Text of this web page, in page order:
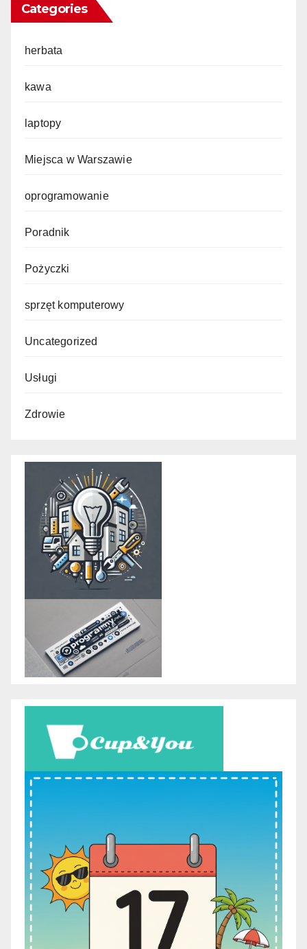
Categories
herbata
kawa
laptopy
Miejsca w Warszawie
oprogramowanie
Poradnik
Pożyczki
sprzęt komputerowy
Uncategorized
Usługi
Zdrowie